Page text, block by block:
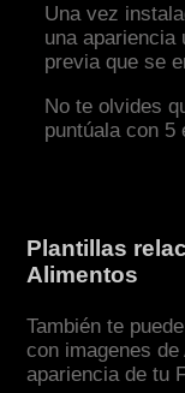
Una vez
una
previa que se
No te olvides
puntúala con 5
Plantillas
Alimentos
También te
con imagenes
apariencia de tu